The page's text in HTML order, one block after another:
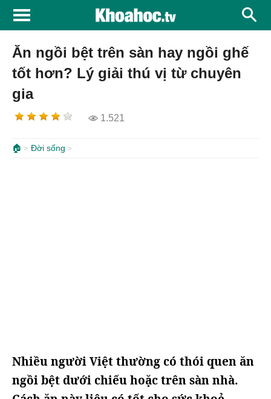
Ăn ngồi bệt trên sàn hay ngồi ghế
tốt hơn? Lý giải thú vị từ chuyên
gia
1.521
🏠 Đời sống
Nhiều người Việt thường có thói quen ăn
ngồi bệt dưới chiếu hoặc trên sàn nhà.